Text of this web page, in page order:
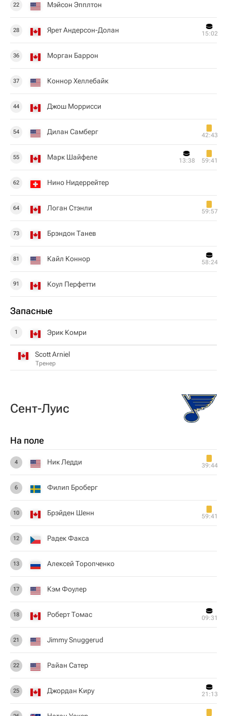
22 Мэйсон Эпплтон
28 Ярет Андерсон-Долан 15:02
36 Морган Баррон
37 Коннор Хеллебайк
44 Джош Моррисси
54 Дилан Самберг 42:43
55 Марк Шайфеле 13:38 59:41
62 Нино Нидеррейтер
64 Логан Стэнли 59:57
73 Брэндон Танев
81 Кайл Коннор 58:24
91 Коул Перфетти
Запасные
1 Эрик Комри
Scott Arniel
Тренер
Сент-Луис
На поле
4 Ник Ледди 39:44
6 Филип Броберг
10 Брэйден Шенн 59:41
12 Радек Факса
13 Алексей Торопченко
17 Кэм Фоулер
18 Роберт Томас 09:31
21 Jimmy Snuggerud
22 Райан Сатер
25 Джордан Киру 21:13